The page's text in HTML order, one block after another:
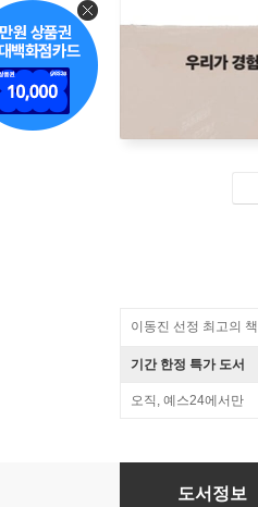
이동진 선정 최고의 책
기간 한정 특가 도서
오직, 예스24에서만
생각모델
도서정보